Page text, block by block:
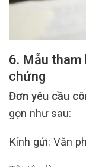
6. Mẫu tham
chứng
Đơn yêu cầu
gọn như sau:
Kính gửi: Văn